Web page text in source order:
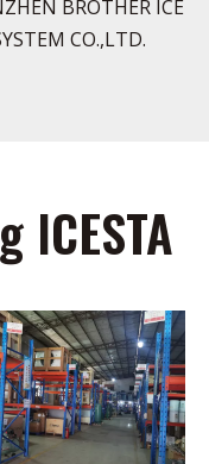
BROTHER ICE
CO.,LTD.
ICESTA